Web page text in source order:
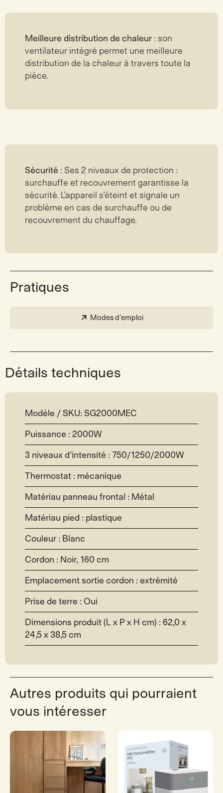
Meilleure distribution de chaleur : son
ventilateur intégré permet une meilleure
distribution de la chaleur à travers toute la
pièce.
Sécurité : Ses 2 niveaux de protection :
surchauffe et recouvrement garantisse la
sécurité. L’appareil s’éteint et signale un
problème en cas de surchauffe ou de
recouvrement du chauffage.
Pratiques
Modes d’emploi
Détails techniques
Modèle / SKU: SG2000MEC
Puissance : 2000W
3 niveaux d’intensité : 750/1250/2000W
Thermostat : mécanique
Matériau panneau frontal : Métal
Matériau pied : plastique
Couleur : Blanc
Cordon : Noir, 160 cm
Emplacement sortie cordon : extrémité
Prise de terre : Oui
Dimensions produit (L x P x H cm) : 62,0 x
24,5 x 38,5 cm
Autres produits qui pourraient
vous intéresser